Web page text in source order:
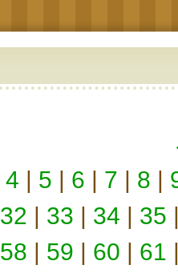
4 | 5 | 6 | 7 | 8 |
32 | 33 | 34 | 35
58 | 59 | 60 | 61